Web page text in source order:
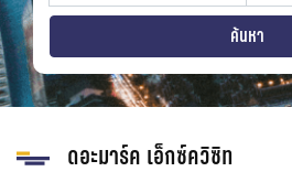
strain-station
sprice
ค้นหา
ดอะมาร์ค เอ็กซ์ควิซิท